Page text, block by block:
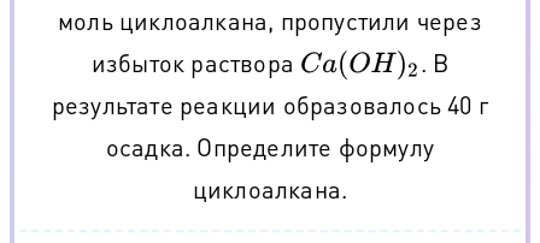
моль циклоалкана, пропустили через
избыток раствора Ca(OH)2
. В
результате реакции образовалось 40 г
осадка. Определите формулу
циклоалкана.